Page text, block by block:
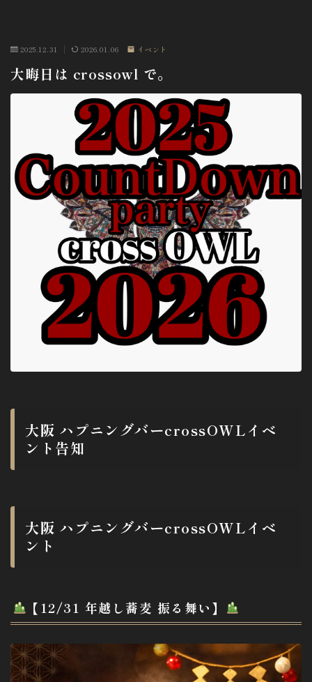
2025.12.31 2026.01.06 イベント
大晦日は crossowl で。
大阪 ハプニングバーcrossOWLイベ
ント告知
大阪 ハプニングバーcrossOWLイベ
ント
【12/31 年越し蕎麦 振る舞い】